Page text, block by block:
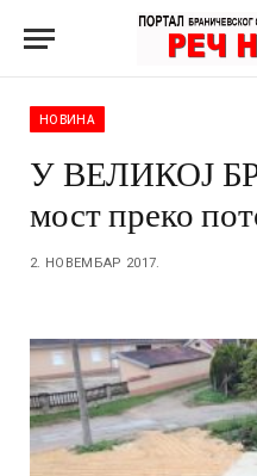
НОВИНА
У ВЕЛИКОЈ
мост преко
2. НОВЕМБАР 2017.